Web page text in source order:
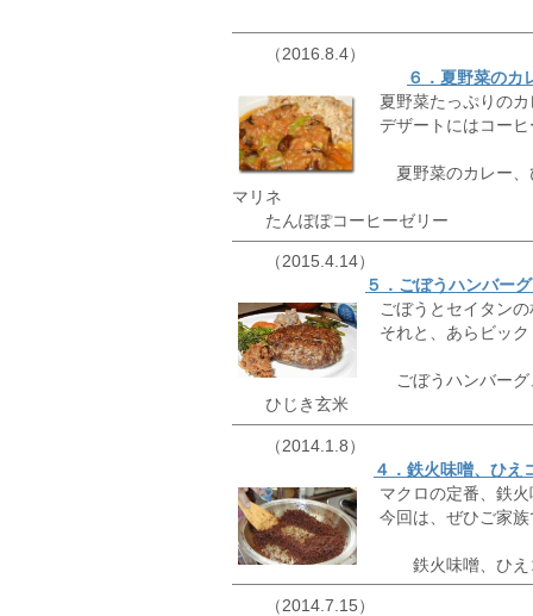
（2016.8.4）
６．夏野菜のカ
夏野菜たっぷりのカ
デザートにはコーヒ
夏野菜のカレー、
マリネ
たんぽぽコーヒーゼリー
（2015.4.14）
５．ごぼうハンバー
ごぼうとセイタンの
それと、あらビック
ごぼうハンバーグ
ひじき玄米
（2014.1.8）
４．鉄火味噌、ひえ
マクロの定番、鉄火
今回は、ぜひご家族
鉄火味噌、ひえ
（2014.7.15）